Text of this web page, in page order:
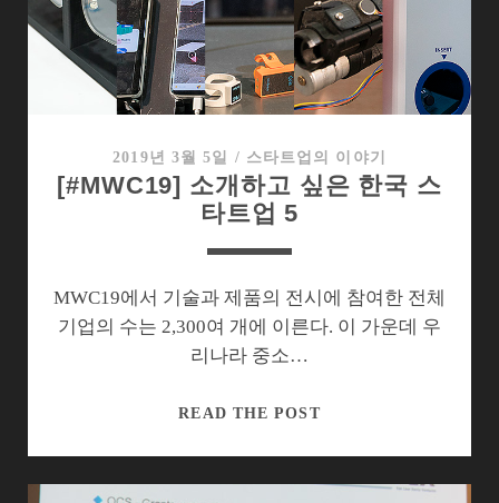
트
업
과
제
들
2019년 3월 5일 / 스타트업의 이야기
[#MWC19] 소개하고 싶은 한국 스
타트업 5
MWC19에서 기술과 제품의 전시에 참여한 전체
기업의 수는 2,300여 개에 이른다. 이 가운데 우
리나라 중소…
READ THE POST[#MWC19]